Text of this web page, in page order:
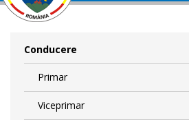
Conducere
Primar
Viceprimar